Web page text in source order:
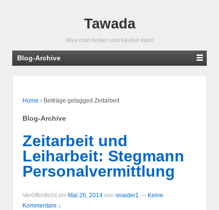
Tawada
Was man testen und kaufen kann
Blog-Archive
Home › Beiträge getagged Zeitarbeit
Blog-Archive
Zeitarbeit und
Leiharbeit: Stegmann
Personalvermittlung
Veröffentlicht am Mai 26, 2014 von snaider1 — Keine
Kommentare ↓